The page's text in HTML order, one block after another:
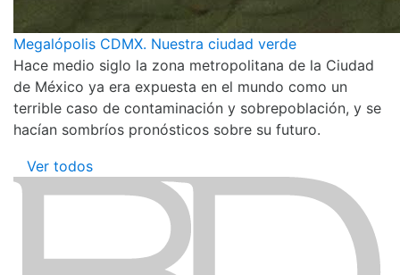
Megalópolis CDMX. Nuestra ciudad verde
Hace medio siglo la zona metropolitana de la Ciudad
de México ya era expuesta en el mundo como un
terrible caso de contaminación y sobrepoblación, y se
hacían sombríos pronósticos sobre su futuro.
Ver todos